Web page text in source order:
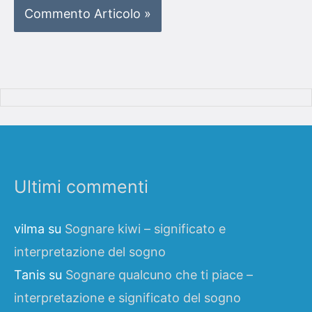
Ultimi commenti
vilma su Sognare kiwi – significato e
interpretazione del sogno
Tanis su Sognare qualcuno che ti piace –
interpretazione e significato del sogno